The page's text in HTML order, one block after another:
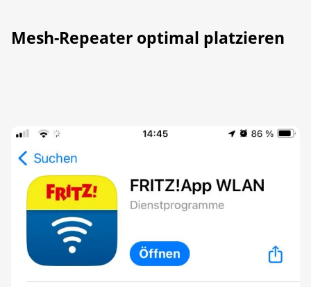
Mesh-Repeater optimal platzieren